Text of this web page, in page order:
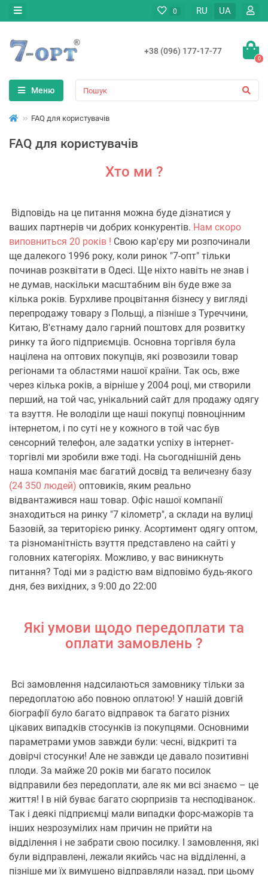
0 RU UA
+38 (096) 177-17-77
0
Меню
FAQ для користувачів
FAQ для користувачів
Хто ми ?
Відповідь на це питання можна буде дізнатися у
ваших партнерів чи добрих конкурентів. Нам скоро
виповниться 20 років ! Свою кар'єру ми розпочинали
ще далекого 1996 року, коли ринок "7-опт" тільки
починав розквітати в Одесі. Ще ніхто навіть не знав і
не думав, наскільки масштабним він буде вже за
кілька років. Бурхливе процвітання бізнесу у вигляді
перепродажу товару з Польщі, а пізніше з Туреччини,
Китаю, В'єтнаму дало гарний поштовх для розвитку
ринку та його підприємців. Основна торгівля була
націлена на оптових покупців, які розвозили товар
регіонами та областями нашої країни. Так ось, вже
через кілька років, а вірніше у 2004 році, ми створили
перший, на той час, унікальний сайт для продажу одягу
та взуття. Не володіли ще наші покупці повноцінним
інтернетом, і по суті не у кожного в той час був
сенсорний телефон, але задатки успіху в інтернет-
торгівлі ми зробили вже тоді. На сьогоднішній день
наша компанія має багатий досвід та величезну базу
(24 350 людей) оптовиків, яким реально
відвантажився наш товар. Офіс нашої компанії
знаходиться на ринку "7 кілометр", а склади на вулиці
Базовій, за територією ринку. Асортимент одягу оптом,
та різноманітність взуття представлено на сайті у
головних категоріях. Можливо, у вас виникнуть
питання? Тоді ми з радістю вам відповімо будь-якого
дня, без вихідних, з 9:00 до 22:00
Які умови щодо передоплати та
оплати замовлень ?
Всі замовлення надсилаються замовнику тільки за
передоплатою або повною оплатою! У нашій довгій
біографії було багато відправок та багато різних
цікавих випадків стосунків із покупцями. Основними
параметрами умов завжди були: чесні, відкриті та
довірчі стосунки! Але не завжди це давало позитивні
плоди. За майже 20 років ми багато посилок
відправили без передоплати, але як ми всі знаємо – це
життя! І в ній буває багато сюрпризів та несподіванок.
Так і деякі підприємці мали випадки форс-мажорів та
інших незрозумілих нам причин не прийти на
відділення і не забрати свою посилку. І замовлення, які
були відправлені, лежали якийсь час на відділенні, а
пізніше ми їх вимушено відправляли назад, при цьому